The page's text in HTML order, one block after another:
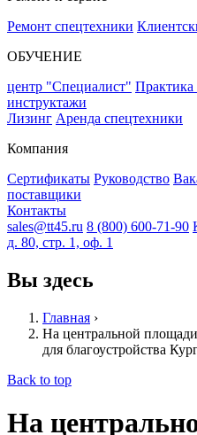
Ремонт спецтехники
ОБУЧЕНИЕ
центр "Специалист" Практика
инструктажи
Лизинг Аренда спецтехники
Компания
Сертификаты Руководство
поставщики
Контакты
sales@tt45.ru 8 (800) 600-71-90
д. 80, стр. 1, оф. 1
Вы здесь
Главная ›
На центральной площади
для благоустройства
Back to top
На